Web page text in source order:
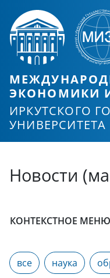
ЭКОНОМИКИ
ИРКУТСКОГО
УНИВЕРСИТЕТА
Новости
КОНТЕКСТНОЕ МЕНЮ
все наука